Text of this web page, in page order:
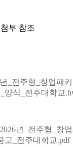
부 참조
_전주형_창업패
양식_전주대학교
년_전주형_창업
고_전주대학교.pdf